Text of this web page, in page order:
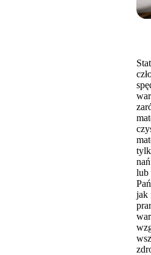
lub
jak